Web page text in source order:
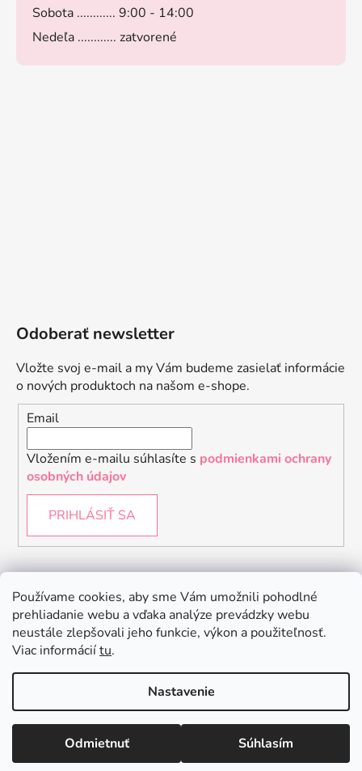
Používame cookies, aby sme Vám umožnili pohodlné
prehliadanie webu a vďaka analýze prevádzky webu
neustále zlepšovali jeho funkcie, výkon a použiteľnosť.
Viac informáciítu.
Nastavenie
Odmietnuť Súhlasím
Sobota ............ 9:00 - 14:00
Nedeľa ............ zatvorené
Odoberať newsletter
Vložte svoj e-mail a my Vám budeme zasielať informácie
o nových produktoch na našom e-shope.
Email
Vložením e-mailu súhlasíte s podmienkami ochrany
osobných údajov
PRIHLÁSIŤ SA
Instagram
Vytvoril Shoptet
Copyright 2026Baby Raptor. Všetky práva vyhradené.